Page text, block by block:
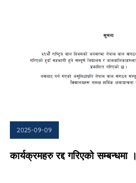
2025-09-09
कार्यक्रमहरु रद्द गरिएको सम्बन्धमा ।